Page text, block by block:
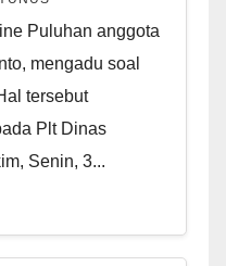
Puluhan anggota
mengadu soal
tersebut
Plt Dinas
Senin, 3...